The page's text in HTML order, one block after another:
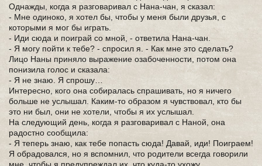
Однажды, когда я разговаривал с Нана-чан, я сказал:
- Мне одиноко, я хотел бы, чтобы у меня были друзья, с
которыми я мог бы играть.
- Иди сюда и поиграй со мной, - ответила Нана-чан.
- Я могу пойти к тебе? - спросил я. - Как мне это сделать?
Лицо Наны приняло выражение озабоченности, потом она
понизила голос и сказала:
- Я не знаю. Я спрошу…
Интересно, кого она собиралась спрашивать, но я ничего
больше не услышал. Каким-то образом я чувствовал, кто бы
это ни был, они не хотели, чтобы я их услышал.
На следующий день, когда я разговаривал с Наной, она
радостно сообщила:
- Я теперь знаю, как тебе попасть сюда! Давай, иди! Поиграем!
Я обрадовался, но я вспомнил, что родители всегда говорили